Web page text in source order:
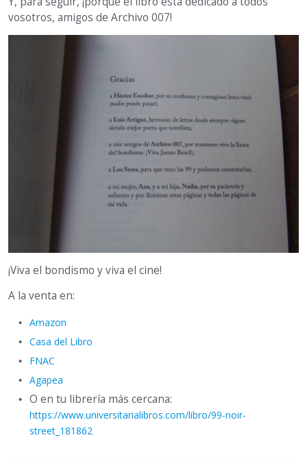
vosotros, amigos de Archivo 007!
¡Viva el bondismo y viva el cine!
A la venta en:
Amazon
Casa del Libro
FNAC
Agapea
O en tu librería más cercana:
https://www.universitarialibros.com/libro/99-noir-
street_181862